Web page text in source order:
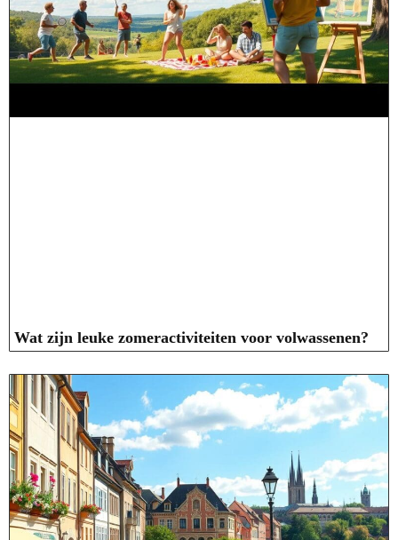
Wat zijn leuke zomeractiviteiten voor volwassenen?